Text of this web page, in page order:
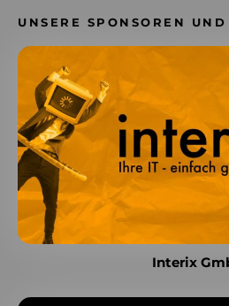
UNSERE SPONSOREN
Interix